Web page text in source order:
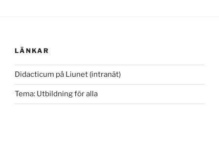
LÄNKAR
Didacticum på Liunet (intranät)
Tema: Utbildning för alla